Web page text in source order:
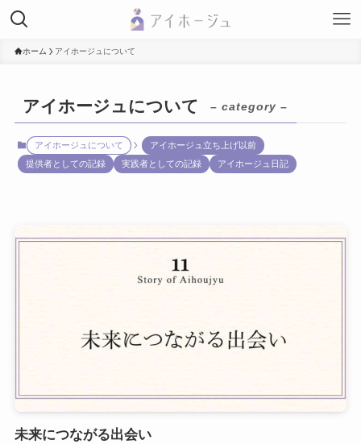
ホーム アイホージュについて
アイホージュについて – category –
アイホージュについて
アイホージュ立ち上げ以前
提供者としての記録
実践者としての記録 アイホージュ日記
未来につながる出会い